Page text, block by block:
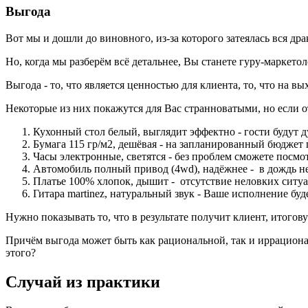
Выгода
Вот мы и дошли до виновного, из-за которого затеялась вся
Но, когда мы разберём всё детальнее, Вы станете гуру-
Выгода - то, что является ценностью для клиента, то, что на
Некоторые из них покажутся для Вас странноватыми, но
Кухонный стол белый, выглядит эффектно - гости будут
Бумага 115 гр/м2, дешёвая - на запланированный бюджет
Часы электронные, светятся - без проблем сможете
Автомобиль полный привод (4wd), надёжнее - в дождь не
Платье 100% хлопок, дышит - отсутствие неловких
Гитара martinez, натуральный звук - Ваше исполнение
Нужно показывать то, что в результате получит клиент,
Причём выгода может быть как рациональной, так и
этого?
Случай из практики